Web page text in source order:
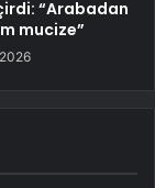
“Arabadan
mucize”